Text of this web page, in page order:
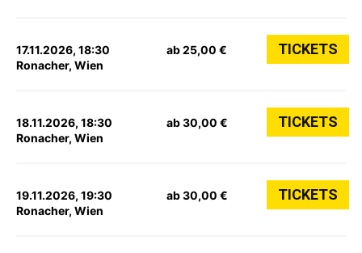
17.11.2026, 18:30
Ronacher, Wien
ab 25,00 € TICKETS
18.11.2026, 18:30
Ronacher, Wien
ab 30,00 € TICKETS
19.11.2026, 19:30
Ronacher, Wien
ab 30,00 € TICKETS